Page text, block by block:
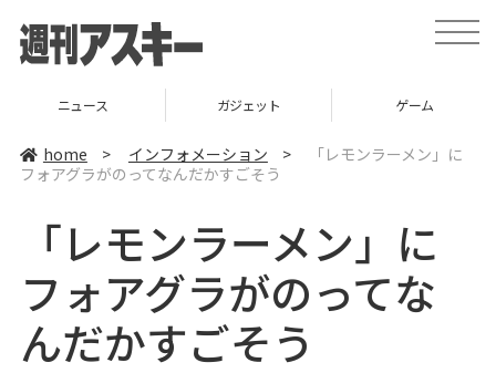
t
o
v
ニュース ガジェット ゲーム
home > インフォメーション >
「レモンラーメン」に
フォアグラがのってなんだかすごそう
「レモンラーメン」に
フォアグラがのってな
んだかすごそう